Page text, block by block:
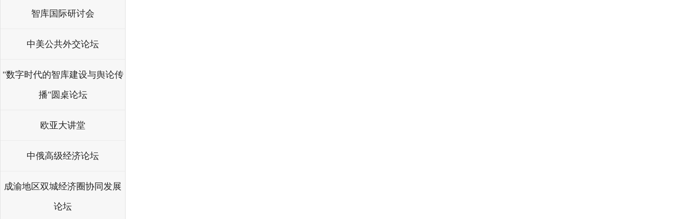
智库国际研讨会
中美公共外交论坛
"数字时代的智库建设与舆论传
播"圆桌论坛
欧亚大讲堂
中俄高级经济论坛
成渝地区双城经济圈协同发展
论坛